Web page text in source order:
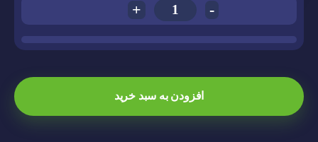
-
+
افزودن به سبد خرید